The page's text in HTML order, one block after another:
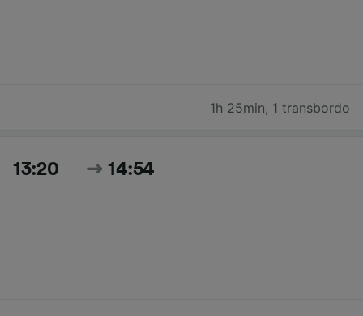
1h 25min, 1 transbordo
13:20 14:54